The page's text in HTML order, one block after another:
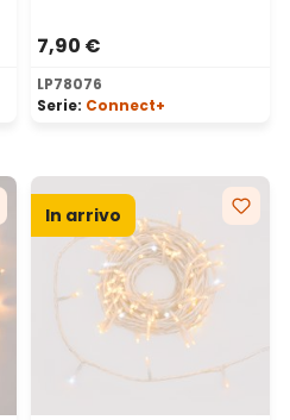
7,90 €
LP78076
Serie: Connect+
In arrivo